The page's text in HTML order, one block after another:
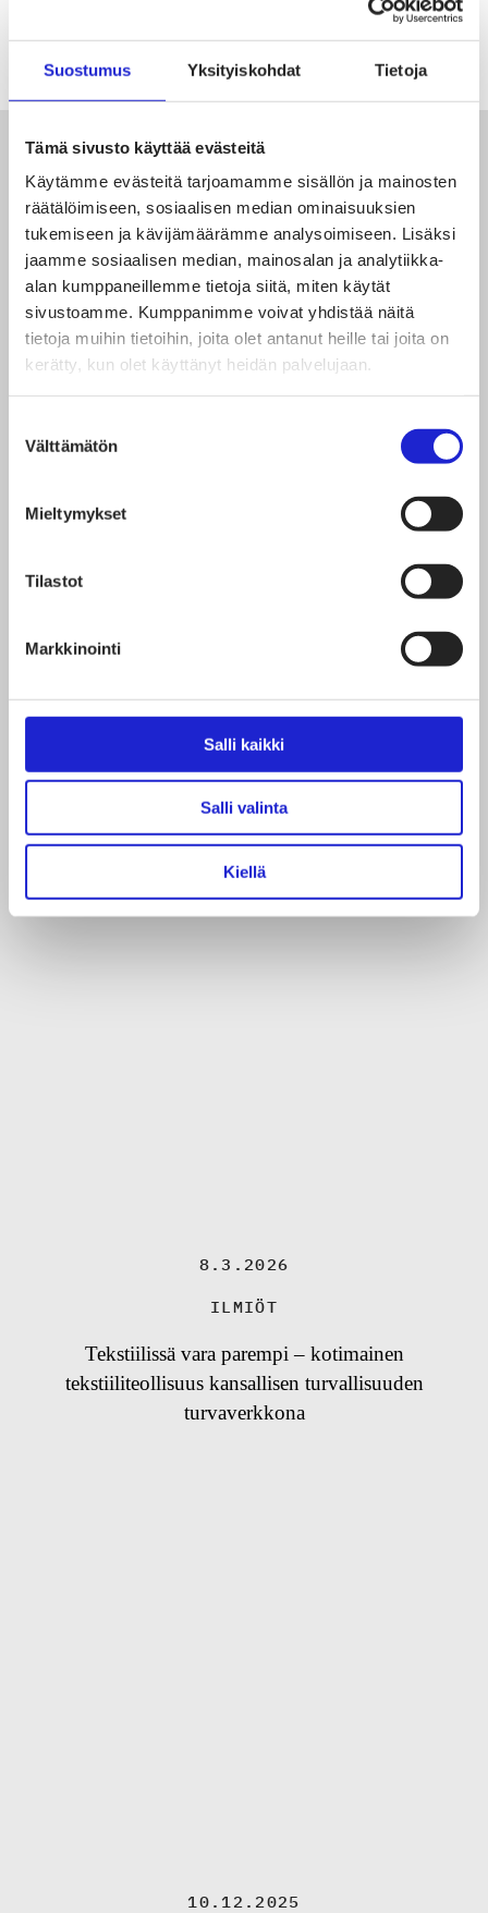
Suostumus Yksityiskohdat Tietoja
Tämä sivusto käyttää evästeitä
Käytämme evästeitä tarjoamamme sisällön ja mainosten
räätälöimiseen, sosiaalisen median ominaisuuksien
tukemiseen ja kävijämäärämme analysoimiseen. Lisäksi
jaamme sosiaalisen median, mainosalan ja analytiikka-
alan kumppaneillemme tietoja siitä, miten käytät
sivustoamme. Kumppanimme voivat yhdistää näitä
tietoja muihin tietoihin, joita olet antanut heille tai joita on
kerätty, kun olet käyttänyt heidän palvelujaan.
valinta
Välttämätön
Mieltymykset
Tilastot
Markkinointi
Salli kaikki
Salli valinta
Kiellä
Lue seuraavaksi
Pitkäikäisyys lähtökohtana
8.3.2026
ILMIÖT
Tekstiilissä vara parempi – kotimainen
tekstiiliteollisuus kansallisen turvallisuuden
turvaverkkona
10.12.2025